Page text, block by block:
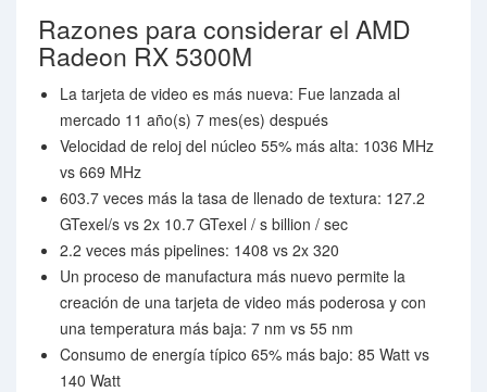
Razones para considerar el AMD
Radeon RX 5300M
La tarjeta de video es más nueva: Fue lanzada al
mercado 11 año(s) 7 mes(es) después
Velocidad de reloj del núcleo 55% más alta: 1036 MHz
vs 669 MHz
603.7 veces más la tasa de llenado de textura: 127.2
GTexel/s vs 2x 10.7 GTexel / s billion / sec
2.2 veces más pipelines: 1408 vs 2x 320
Un proceso de manufactura más nuevo permite la
creación de una tarjeta de video más poderosa y con
una temperatura más baja: 7 nm vs 55 nm
Consumo de energía típico 65% más bajo: 85 Watt vs
140 Watt